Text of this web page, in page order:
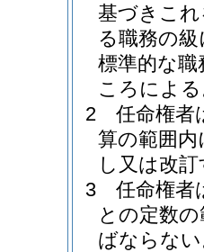
基づきこ
る職務の
標準的な職
ころによ
2
任命権者
算の範囲
し又は改
3
任命権者
との定数
ばならな